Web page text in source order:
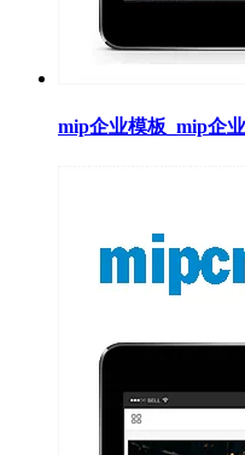
mip企业模板_mip企